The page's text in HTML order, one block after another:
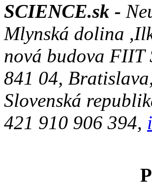
SCIENCE.sk -
Mlynská dolina
nová budova FIIT
841 04,
Slovenská
421 910 906 394,